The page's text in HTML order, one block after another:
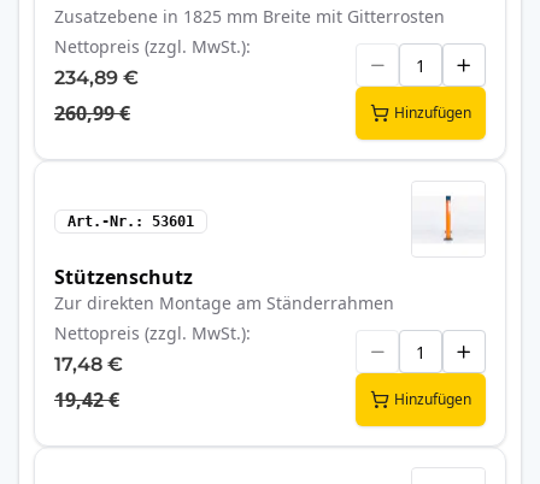
Zusatzebene in 1825 mm Breite mit Gitterrosten
Nettopreis (zzgl. MwSt.)
234,89 €
260,99 € Hinzufügen
Art.-Nr. 53601
Stützenschutz
Zur direkten Montage am Ständerrahmen
Nettopreis (zzgl. MwSt.)
17,48 €
19,42 € Hinzufügen